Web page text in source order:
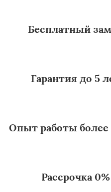
Бесплатный
Гарантия до 5
Опыт работы более
Рассрочка 0%